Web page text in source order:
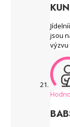
jsou
výzvu